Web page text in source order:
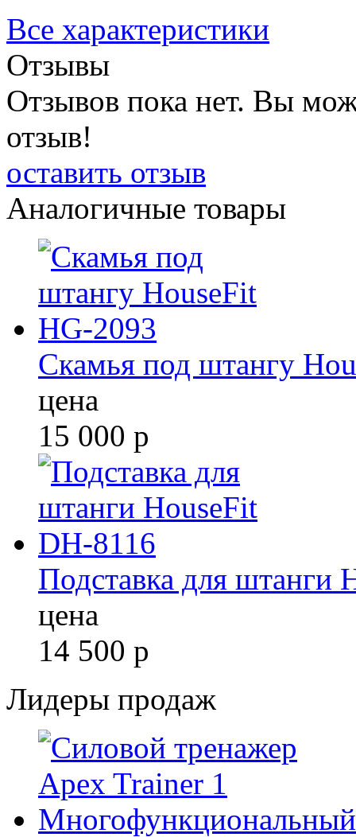
Все характеристики
Отзывы
Отзывов пока нет. Вы
отзыв!
оставить отзыв
Аналогичные товары
Скамья под штангу
цена
15 000 р
Подставка для штанги
цена
14 500 р
Лидеры продаж